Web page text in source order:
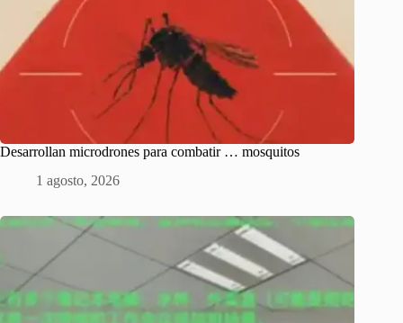
Desarrollan microdrones para combatir … mosquitos
1 agosto, 2026